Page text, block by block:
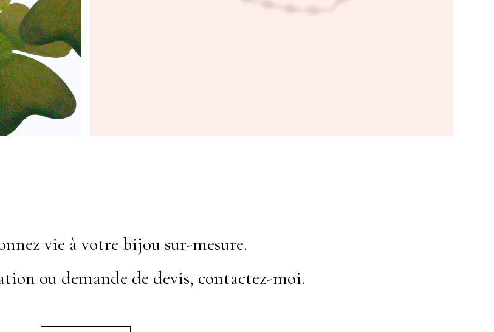
vie à votre bijou sur-mesure.
ou demande de devis, contactez-moi.